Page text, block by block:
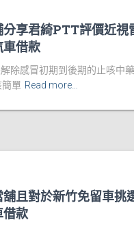
分享君綺PTT評價近視
車借款
除感冒初期到後期的止咳中
單 Read more…
且對於新竹免留車挑
借款